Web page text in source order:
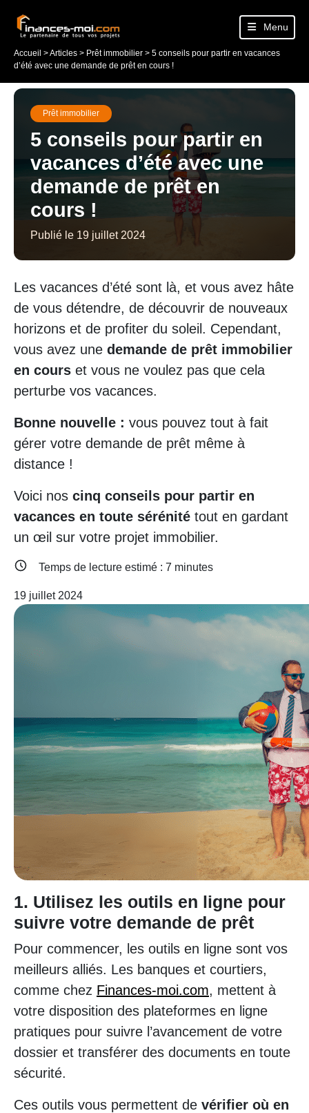
Menu
Accueil >Articles > Prêt immobilier > 5 conseils pour partir en vacances
d’été avec une demande de prêt en cours !
Prêt immobilier
5 conseils pour partir en
vacances d’été avec une
demande de prêt en
cours !
Publié le 19 juillet 2024
Les vacances d’été sont là, et vous avez hâte
de vous détendre, de découvrir de nouveaux
horizons et de profiter du soleil. Cependant,
vous avez une demande de prêt immobilier
en cours et vous ne voulez pas que cela
perturbe vos vacances.
Bonne nouvelle : vous pouvez tout à fait
gérer votre demande de prêt même à
distance !
Voici nos cinq conseils pour partir en
vacances en toute sérénité tout en gardant
un œil sur votre projet immobilier.
Temps de lecture estimé : 7 minutes
19 juillet 2024
1. Utilisez les outils en ligne pour
suivre votre demande de prêt
Pour commencer, les outils en ligne sont vos
meilleurs alliés. Les banques et courtiers,
comme chez Finances-moi.com, mettent à
votre disposition des plateformes en ligne
pratiques pour suivre l’avancement de votre
dossier et transférer des documents en toute
sécurité.
Ces outils vous permettent de vérifier où en